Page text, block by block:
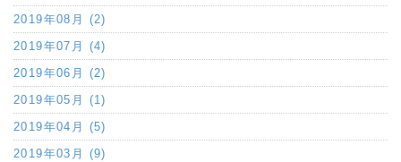
2019年08月 (2)
2019年07月 (4)
2019年06月 (2)
2019年05月 (1)
2019年04月 (5)
2019年03月 (9)